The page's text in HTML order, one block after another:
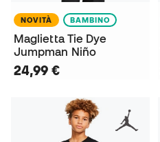
NOVITÀ BAMBINO
Maglietta Tie Dye
Jumpman Niño
24,99 €